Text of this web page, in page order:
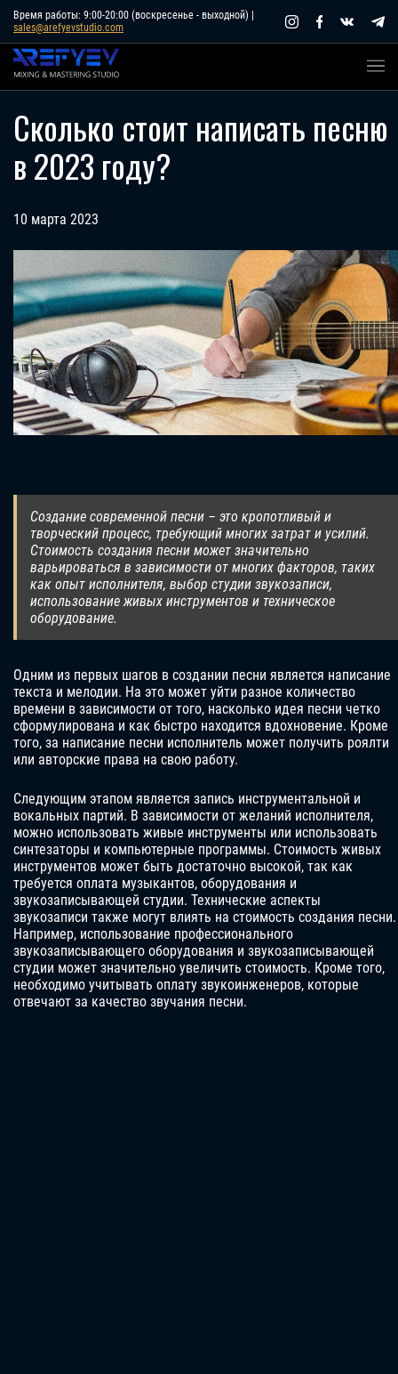
Skip
content
Время работы: 9:00-20:00 (воскресенье - выходной) |
sales@arefyevstudio.com
Сколько стоит написать песню
в 2023 году?
10 марта 2023
Создание современной песни – это кропотливый и
творческий процесс, требующий многих затрат и усилий.
Стоимость создания песни может значительно
варьироваться в зависимости от многих факторов, таких
как опыт исполнителя, выбор студии звукозаписи,
использование живых инструментов и техническое
оборудование.
Одним из первых шагов в создании песни является написание
текста и мелодии. На это может уйти разное количество
времени в зависимости от того, насколько идея песни четко
сформулирована и как быстро находится вдохновение. Кроме
того, за написание песни исполнитель может получить роялти
или авторские права на свою работу.
Следующим этапом является запись инструментальной и
вокальных партий. В зависимости от желаний исполнителя,
можно использовать живые инструменты или использовать
синтезаторы и компьютерные программы. Стоимость живых
инструментов может быть достаточно высокой, так как
требуется оплата музыкантов, оборудования и
звукозаписывающей студии. Технические аспекты
звукозаписи также могут влиять на стоимость создания песни.
Например, использование профессионального
звукозаписывающего оборудования и звукозаписывающей
студии может значительно увеличить стоимость. Кроме того,
необходимо учитывать оплату звукоинженеров, которые
отвечают за качество звучания песни.